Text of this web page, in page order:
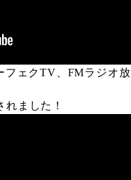
フェクTV、FMラジオ放
ました！